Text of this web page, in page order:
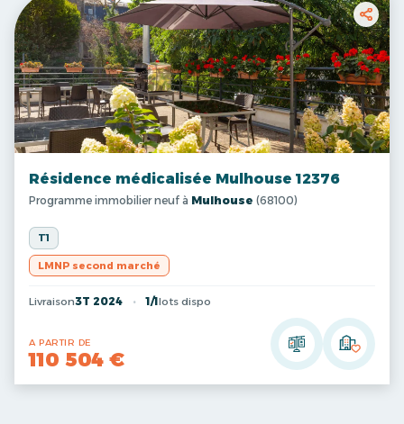
Résidence médicalisée Mulhouse 12376
Programme immobilier neuf à Mulhouse (68100)
T1
LMNP second marché
Livraison3T 2024 1/1 lots dispo
A PARTIR DE
110 504 €